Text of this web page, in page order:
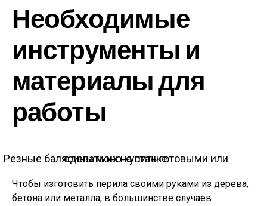
Необходимые
инструменты и
материалы для
работы
Резные балясины моно купить готовыми или сделать их на станке
Чтобы изготовить перила своими руками из дерева,
бетона или металла, в большинстве случаев